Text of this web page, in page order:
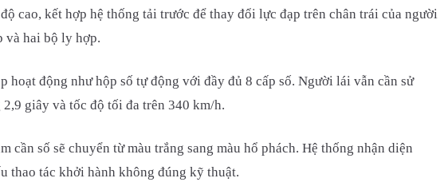
cao, kết hợp hệ thống tải trước để thay đổi lực đạp trên chân trái của người
và hai bộ ly hợp.
hoạt động như hộp số tự động với đầy đủ 8 cấp số. Người lái vẫn cần sử
giây và tốc độ tối đa trên 340 km/h.
số sẽ chuyển từ màu trắng sang màu hổ phách. Hệ thống nhận diện
thao tác khởi hành không đúng kỹ thuật.